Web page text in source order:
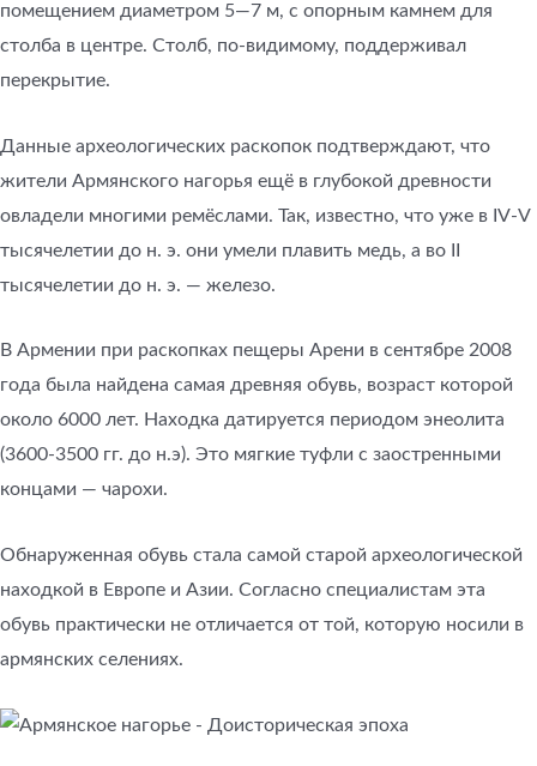
помещением диаметром 5—7 м, с опорным камнем для
столба в центре. Столб, по-видимому, поддерживал
перекрытие.
Данные археологических раскопок подтверждают, что
жители Армянского нагорья ещё в глубокой древности
овладели многими ремёслами. Так, известно, что уже в IV-V
тысячелетии до н. э. они умели плавить медь, а во II
тысячелетии до н. э. — железо.
В Армении при раскопках пещеры Арени в сентябре 2008
года была найдена самая древняя обувь, возраст которой
около 6000 лет. Находка датируется периодом энеолита
(3600-3500 гг. до н.э). Это мягкие туфли с заостренными
концами — чарохи.
Обнаруженная обувь стала самой старой археологической
находкой в Европе и Азии. Согласно специалистам эта
обувь практически не отличается от той, которую носили в
армянских селениях.